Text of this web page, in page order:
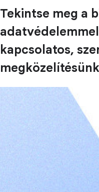
Tekintse meg a
kapcsolatos,